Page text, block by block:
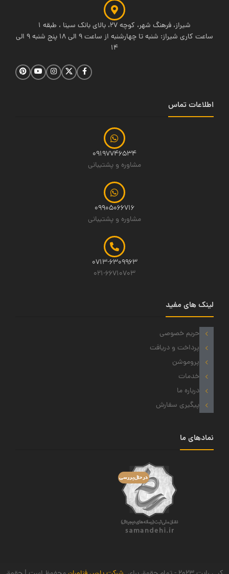
شیراز، فرهنگ شهر، کوچه 27، بالای بانک سینا ، طبقه 1
ساعت کاری شیراز: شنبه تا چهارشنبه از ساعت 9 الی 18 پنج شنبه 9 الی
14
اطلاعات تماس
09197746534
مشاوره و پشتیبانی
09905066716
مشاوره و پشتیبانی
0713-6309963
021-66710703
لینک های مفید
حریم خصوصی
پرداخت و دریافت
پروموشن
خدمات
درباره ما
پیگیری سفارش
نمادهای ما